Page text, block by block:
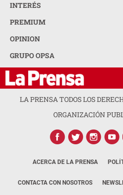
INTERÉS
PREMIUM
OPINION
GRUPO OPSA
LA PRENSA TODOS LOS
ORGANIZACIÓN
ACERCA DE LA PRENSA
CONTACTA CON NOSOTROS